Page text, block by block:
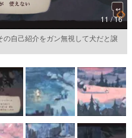
11 / 16
の自己紹介をガン無視して犬だと譲